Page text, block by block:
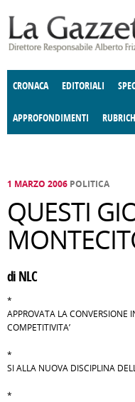
CRONACA EDITORIALI
APPROFONDIMENTI
E SPETTACOLI POLITICA
DELLE IDEE FATTI DELLO SPIRITO
1 MARZO 2006 POLITICA
QUESTI
di NLC
*
APPROVATA LA CONVERSIONE
COMPETITIVITA’
*
SI ALLA NUOVA DISCIPLINA
*